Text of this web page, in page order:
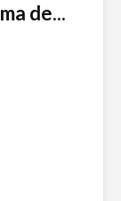
de...